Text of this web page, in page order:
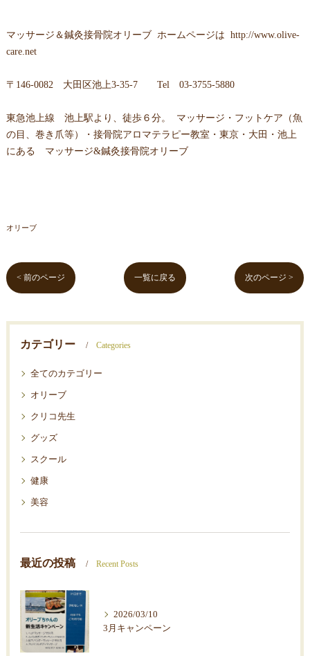
マッサージ＆鍼灸接骨院オリーブ ホームページは http://www.olive-
care.net
〒 146-0082 大田区池上3-35-7Tel 03-3755-5880
東急池上線 池上駅より、徒歩６分。 マッサージ・フットケア（魚
の目、巻き爪等）・接骨院アロマテラピー教室・東京・大田・池上
にある マッサージ&鍼灸接骨院オリーブ
オリーブ
< 前のページ 一覧に戻る 次のページ >
カテゴリー Categories
全てのカテゴリー
オリーブ
クリコ先生
グッズ
スクール
健康
美容
最近の投稿 Recent Posts
2026/03/10
3月キャンペーン